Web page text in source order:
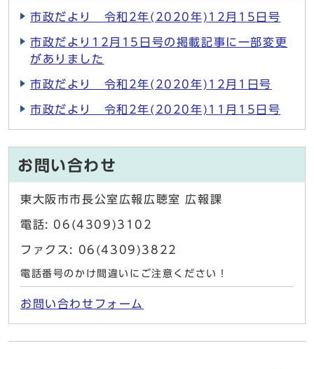
市政だより 令和2年(2020年)12月15日号
市政だより12月15日号の掲載記事に一部変更
がありました
市政だより 令和2年(2020年)12月1日号
市政だより 令和2年(2020年)11月15日号
お問い合わせ
東大阪市市長公室広報広聴室 広報課
電話: 06(4309)3102
ファクス: 06(4309)3822
電話番号のかけ間違いにご注意ください！
お問い合わせフォーム